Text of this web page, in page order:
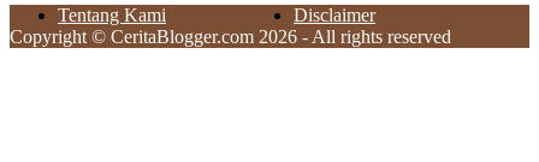
Tentang Kami
Disclaimer
Copyright © CeritaBlogger.com 2026 - All rights reserved